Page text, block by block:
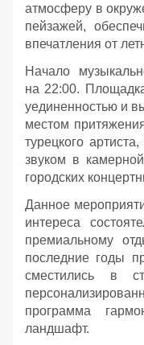
атмосферу в
пейзажей,
впечатления от
Начало
на 22:00.
уединенностью и
местом
турецкого
звуком в
городских
Данное
интереса
премиальному
последние годы
сместились в
программа
ландшафт.